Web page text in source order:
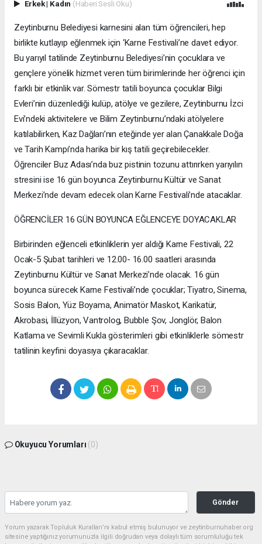
Erkek| Kadın (Haberi Sesli Oku)
Zeytinburnu Belediyesi karnesini alan tüm öğrencileri, hep
birlikte kutlayıp eğlenmek için ‘Karne Festivali’ne davet ediyor.
Bu yarıyıl tatilinde Zeytinburnu Belediyesi’nin çocuklara ve
gençlere yönelik hizmet veren tüm birimlerinde her öğrenci için
farklı bir etkinlik var. Sömestr tatili boyunca çocuklar Bilgi
Evleri’nin düzenlediği kulüp, atölye ve gezilere, Zeytinburnu İzci
Evi’ndeki aktivitelere ve Bilim Zeytinburnu’ndaki atölyelere
katılabilirken, Kaz Dağları’nın eteğinde yer alan Çanakkale Doğa
ve Tarih Kampı’nda harika bir kış tatili geçirebilecekler.
Öğrenciler Buz Adası’nda buz pistinin tozunu attırırken yarıyılın
stresini ise 16 gün boyunca Zeytinburnu Kültür ve Sanat
Merkezi’nde devam edecek olan Karne Festivali’nde atacaklar.
ÖĞRENCİLER 16 GÜN BOYUNCA EĞLENCEYE DOYACAKLAR
Birbirinden eğlenceli etkinliklerin yer aldığı Karne Festivali, 22
Ocak-5 Şubat tarihleri ve 12.00- 16.00 saatleri arasında
Zeytinburnu Kültür ve Sanat Merkezi’nde olacak. 16 gün
boyunca sürecek Karne Festivali’nde çocuklar; Tiyatro, Sinema,
Sosis Balon, Yüz Boyama, Animatör Maskot, Karikatür,
Akrobasi, İllüzyon, Vantrolog, Bubble Şov, Jonglör, Balon
Katlama ve Sevimli Kukla gösterimleri gibi etkinliklerle sömestr
tatilinin keyfini doyasıya çıkaracaklar.
Okuyucu Yorumları (0)
Gönder
Yorum yazarak Topluluk Kuralları’nı kabul etmiş bulunuyor ve zeytinburnuhaber.org
sitesine yaptığınız yorumunuzla ilgili doğrudan veya dolaylı tüm sorumluluğu tek